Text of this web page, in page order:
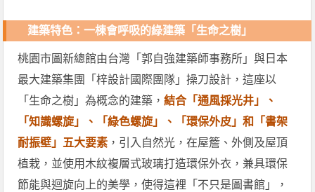
建築特色：一棟會呼吸的綠建築「生命之樹」
桃園市圖新總館由台灣「郭自強建築師事務所」與日本
最大建築集團「梓設計國際團隊」操刀設計，這座以
「生命之樹」為概念的建築，結合「通風採光井」、
「知識螺旋」、「綠色螺旋」、「環保外皮」和「書架
耐振壁」五大要素 ，引入自然光，在屋簷、外側及屋頂
植栽，並使用木紋複層式玻璃打造環保外衣，兼具環保
節能與迴旋向上的美學，使得這裡「不只是圖書館」，